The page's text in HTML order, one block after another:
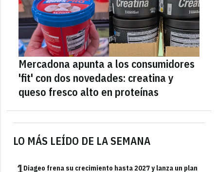
LO MÁS LEÍDO DE LA SEMANA
1Diageo frena su crecimiento hasta 2027 y lanza un plan
Mercadona apunta a los consumidores
'fit' con dos novedades: creatina y
queso fresco alto en proteínas